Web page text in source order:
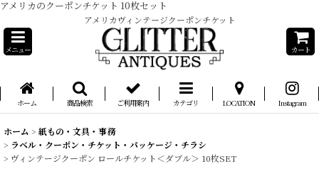
アメリカのクーポンチケット 10枚セット
アメリカヴィンテージクーポンチケット
メニュー カート
ホーム 商品検索 ご利用案内 カテゴリ LOCATION Instagram
ホーム > 紙もの・文具・事務
> ラベル・クーポン・チケット・パッケージ・チラシ
> ヴィンテージクーポン ロールチケット＜ダブル＞ 10枚SET